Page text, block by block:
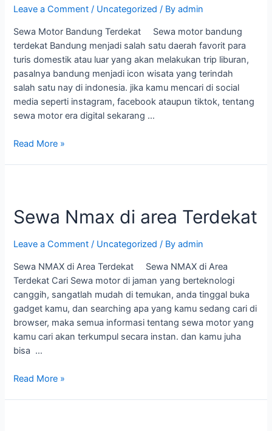
Leave a Comment / Uncategorized / Byadmin
Sewa Motor Bandung Terdekat Sewa motor bandung
terdekat Bandung menjadi salah satu daerah favorit para
turis domestik atau luar yang akan melakukan trip liburan,
pasalnya bandung menjadi icon wisata yang terindah
salah satu nay di indonesia. jika kamu mencari di social
media seperti instagram, facebook ataupun tiktok, tentang
sewa motor era digital sekarang …
Read More »
Sewa Nmax di area Terdekat
Leave a Comment / Uncategorized / Byadmin
Sewa NMAX di Area Terdekat Sewa NMAX di Area
Terdekat Cari Sewa motor di jaman yang berteknologi
canggih, sangatlah mudah di temukan, anda tinggal buka
gadget kamu, dan searching apa yang kamu sedang cari di
browser, maka semua informasi tentang sewa motor yang
kamu cari akan terkumpul secara instan. dan kamu juha
bisa …
Read More »